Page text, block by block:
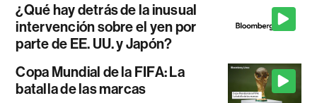
¿Qué hay detrás de la inusual
intervención sobre el yen por
parte de EE. UU. y Japón?
Copa Mundial de la FIFA: La
batalla de las marcas